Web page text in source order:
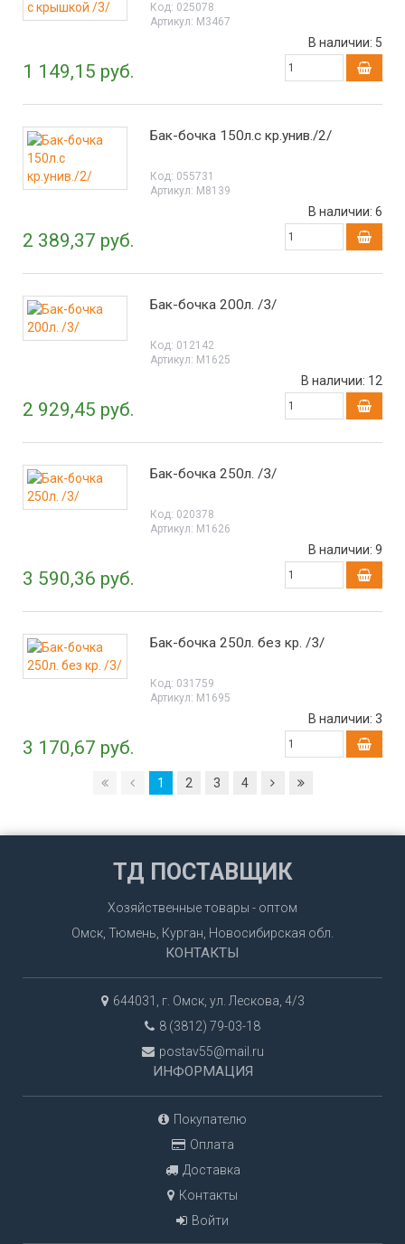
Код: 025078
Артикул: М3467
1 149,15 руб.
В наличии: 5
Бак-бочка 150л.с кр.унив./2/
Код: 055731
Артикул: М8139
2 389,37 руб.
В наличии: 6
Бак-бочка 200л. /3/
Код: 012142
Артикул: М1625
2 929,45 руб.
В наличии: 12
Бак-бочка 250л. /3/
Код: 020378
Артикул: М1626
3 590,36 руб.
В наличии: 9
Бак-бочка 250л. без кр. /3/
Код: 031759
Артикул: М1695
3 170,67 руб.
В наличии: 3
1 2 3 4
ТД ПОСТАВЩИК
Хозяйственные товары - оптом
Омск, Тюмень, Курган, Новосибирская обл.
КОНТАКТЫ
644031, г. Омск, ул. Лескова, 4/3
8 (3812) 79-03-18
postav55@mail.ru
ИНФОРМАЦИЯ
Покупателю
Оплата
Доставка
Контакты
Войти